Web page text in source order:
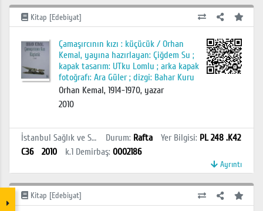
Kitap [Edebiyat]
Çamaşırcının kızı : küçücük / Orhan
Kemal, yayına hazırlayan: Çiğdem Su ;
kapak tasarım: UTku Lomlu ; arka kapak
fotoğrafı: Ara Güler ; dizgi: Bahar Kuru
Orhan Kemal, 1914-1970, yazar
2010
İstanbul Sağlık ve Sosyal Bilimler MYO Kütüphanesi Durum: Rafta Yer Bilgisi: PL 248 .K42
C36
2010 k.1 Demirbaş: 0002186
Ayrıntı
Kitap [Edebiyat]